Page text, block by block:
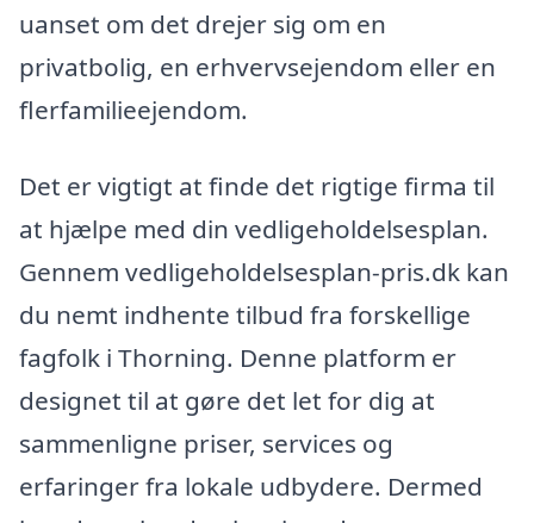
uanset om det drejer sig om en
privatbolig, en erhvervsejendom eller en
flerfamilieejendom.
Det er vigtigt at finde det rigtige firma til
at hjælpe med din vedligeholdelsesplan.
Gennem vedligeholdelsesplan-pris.dk kan
du nemt indhente tilbud fra forskellige
fagfolk i Thorning. Denne platform er
designet til at gøre det let for dig at
sammenligne priser, services og
erfaringer fra lokale udbydere. Dermed